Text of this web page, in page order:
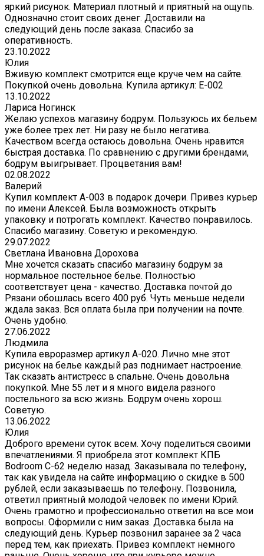
яркий рисунок. Материал плотный и приятный на ощупь.
Однозначно стоит своих денег. Доставили на
следующий день после заказа. Спасибо за
оперативность.
23.10.2022
Юлия
Вживую комплект смотрится еще круче чем на сайте.
Покупкой очень довольна. Купила артикул: E-002
13.10.2022
Лариса Ногинск
Желаю успехов магазину бодрум. Пользуюсь их бельем
уже более трех лет. Ни разу не было негатива.
Качеством всегда остаюсь довольна. Очень нравится
быстрая доставка. По сравнению с другими брендами,
бодрум выигрывает. Процветания вам!
02.08.2022
Валерий
Купил комплект A-003 в подарок дочери. Привез курьер
по имени Алексей. Была возможность открыть
упаковку и потрогать комплект. Качество понравилось.
Спасибо магазину. Советую и рекомендую.
29.07.2022
Светлана Ивановна Дорохова
Мне хочется сказать спасибо магазину бодрум за
нормальное постельное белье. Полностью
соответствует цена - качество. Доставка почтой до
Рязани обошлась всего 400 руб. Чуть меньше недели
ждала заказ. Вся оплата была при получении на почте.
Очень удобно.
27.06.2022
Людмила
Купила евроразмер артикул А-020. Лично мне этот
рисунок на белье каждый раз поднимает настроение.
Так сказать антистресс в спальне. Очень довольна
покупкой. Мне 55 лет и я много видела разного
постельного за всю жизнь. Бодрум очень хорош.
Советую.
13.06.2022
Юлия
Доброго времени суток всем. Хочу поделиться своими
впечатлениями. Я приобрела этот комплект КПБ
Bodroom C-62 неделю назад. Заказывала по телефону,
так как увидела на сайте информацию о скидке в 500
рублей, если заказываешь по телефону. Позвонила,
ответил приятный молодой человек по имени Юрий.
Очень грамотно и профессионально ответил на все мои
вопросы. Оформили с ним заказ. Доставка была на
следующий день. Курьер позвонил заранее за 2 часа
перед тем, как приехать. Привез комплект немного